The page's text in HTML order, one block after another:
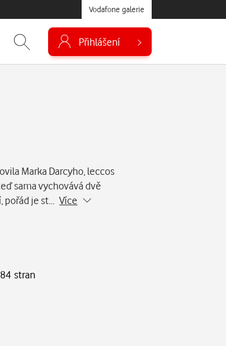
Vodafone galerie
Přihlášení
Marka Darcyho, leccos
sama vychovává dvě
pořád je st…Více
stran